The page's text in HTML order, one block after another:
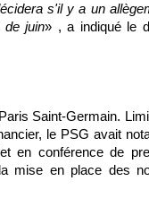
s'il y a un
juin» , a indiqué le
Saint-Germain.
le PSG avait
en conférence de
mise en place des